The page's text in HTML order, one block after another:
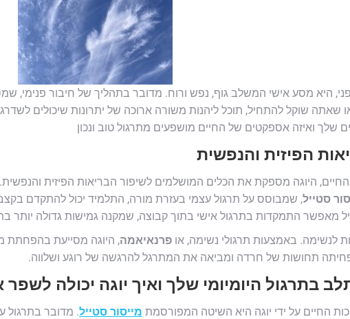
היא מסע אישי המשלב גוף, נפש ורוח. מדובר בתהליך של חיבור פנימי,
שאתה שוקל להתחיל, תוכל ליהנות משורה ארוכה של יתרונות שיכולים לשדרג
שלך ואיזה אספקטים של החיים מושפעים מתרגול טוב ונכון
הפיזית והנפשית
היוגה מספקת את הכלים המושלמים לשיפור הבריאות הפיזית
סטייל, שמבוסס על תרגול עצמי בעזרת מורה, התלמיד יכול להתקדם
מאפשר התמקדות בתרגול אישי בתוך קבוצה, שמקנה גמישות גדולה יותר
לנשימה. באמצעות תרגולי נשימה, או פרנאיאמה, היוגה מסייעת בהפחתת
תחושות של חרדה ומביאה את המתרגל להרגשה של רוגע ושלווה.
בתרגול היומיומי שלך ואיך יוגה יכולה
החיים על ידי יוגה היא השיטה המפורסמת מייסור סטייל. מדובר